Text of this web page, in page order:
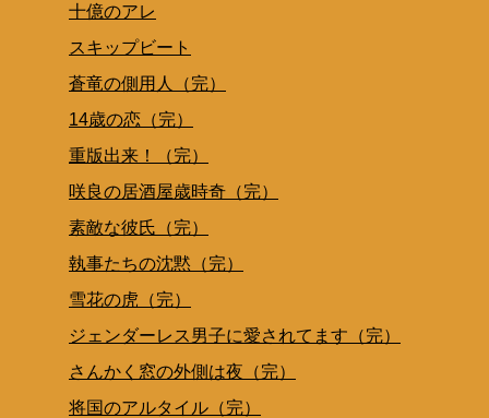
十億のアレ
スキップビート
蒼竜の側用人（完）
14歳の恋（完）
重版出来！（完）
咲良の居酒屋歳時奇（完）
素敵な彼氏（完）
執事たちの沈黙（完）
雪花の虎（完）
ジェンダーレス男子に愛されてます（完）
さんかく窓の外側は夜（完）
将国のアルタイル（完）